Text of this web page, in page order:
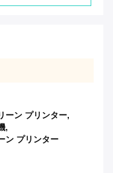
ーン プリンター,
,
ン プリンター